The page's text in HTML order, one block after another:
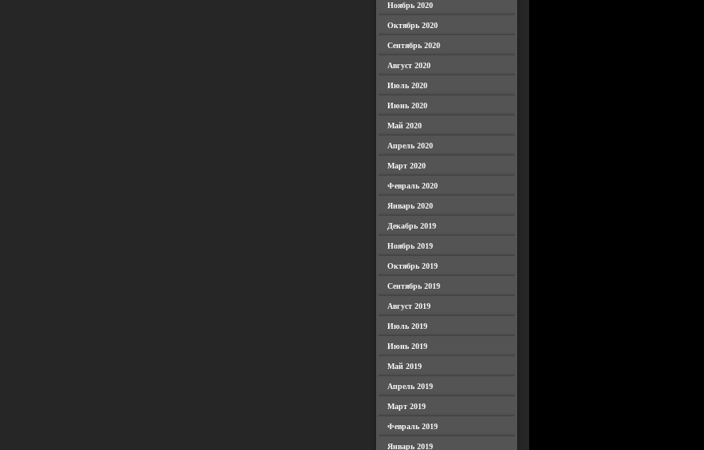
Ноябрь 2020
Октябрь 2020
Сентябрь 2020
Август 2020
Июль 2020
Июнь 2020
Май 2020
Апрель 2020
Март 2020
Февраль 2020
Январь 2020
Декабрь 2019
Ноябрь 2019
Октябрь 2019
Сентябрь 2019
Август 2019
Июль 2019
Июнь 2019
Май 2019
Апрель 2019
Март 2019
Февраль 2019
Январь 2019